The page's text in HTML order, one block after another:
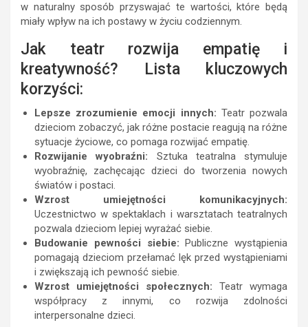
w naturalny sposób przyswajać te wartości, które będą
miały wpływ na ich postawy w życiu codziennym.
Jak teatr rozwija empatię i
kreatywność? Lista kluczowych
korzyści:
Lepsze zrozumienie emocji innych: Teatr pozwala
dzieciom zobaczyć, jak różne postacie reagują na różne
sytuacje życiowe, co pomaga rozwijać empatię.
Rozwijanie wyobraźni: Sztuka teatralna stymuluje
wyobraźnię, zachęcając dzieci do tworzenia nowych
światów i postaci.
Wzrost umiejętności komunikacyjnych:
Uczestnictwo w spektaklach i warsztatach teatralnych
pozwala dzieciom lepiej wyrażać siebie.
Budowanie pewności siebie: Publiczne wystąpienia
pomagają dzieciom przełamać lęk przed wystąpieniami
i zwiększają ich pewność siebie.
Wzrost umiejętności społecznych: Teatr wymaga
współpracy z innymi, co rozwija zdolności
interpersonalne dzieci.